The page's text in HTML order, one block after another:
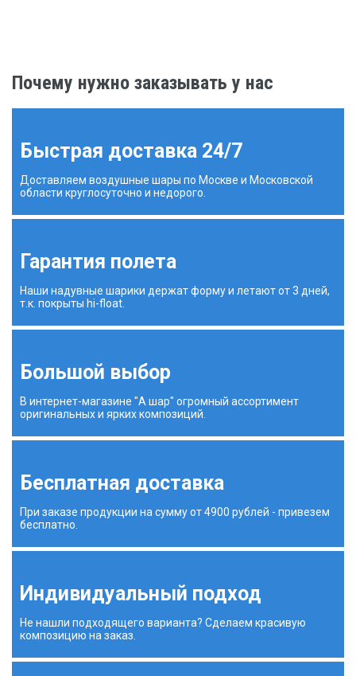
Почему нужно заказывать у нас
Быстрая доставка 24/7
Доставляем воздушные шары по Москве и Московской
области круглосуточно и недорого.
Гарантия полета
Наши надувные шарики держат форму и летают от 3 дней,
т.к. покрыты hi-float.
Большой выбор
В интернет-магазине "А шар" огромный ассортимент
оригинальных и ярких композиций.
Бесплатная доставка
При заказе продукции на сумму от 4900 рублей - привезем
бесплатно.
Индивидуальный подход
Не нашли подходящего варианта? Сделаем красивую
композицию на заказ.